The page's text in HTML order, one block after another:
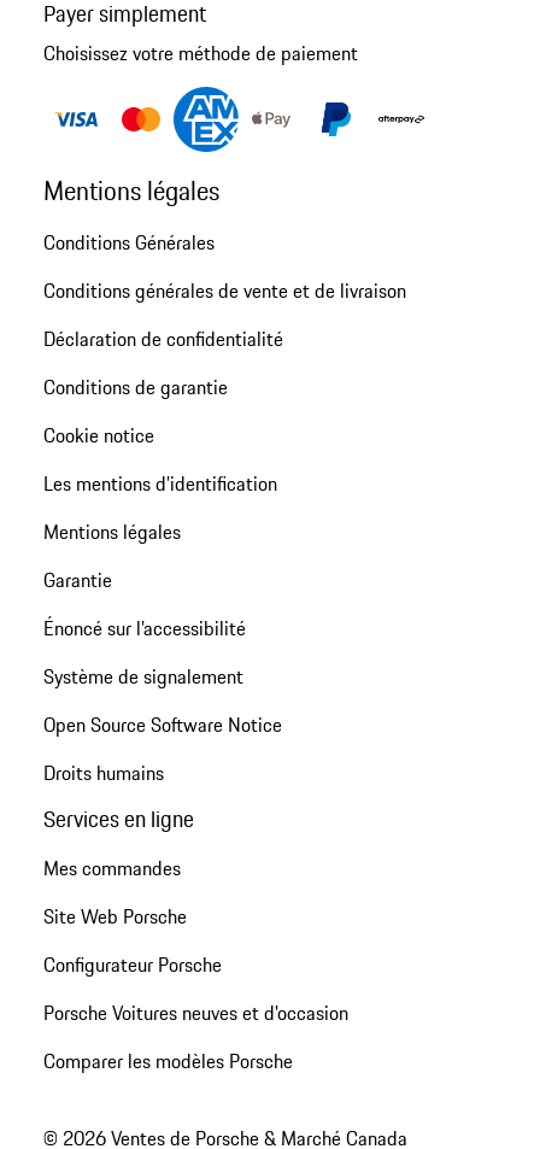
Payer simplement
Choisissez votre méthode de paiement
Mentions légales
Conditions Générales
Conditions générales de vente et de livraison
Déclaration de confidentialité
Conditions de garantie
Cookie notice
Les mentions d’identification
Mentions légales
Garantie
Énoncé sur l’accessibilité
Système de signalement
Open Source Software Notice
Droits humains
Services en ligne
Mes commandes
Site Web Porsche
Configurateur Porsche
Porsche Voitures neuves et d'occasion
Comparer les modèles Porsche
© 2026 Ventes de Porsche & Marché Canada